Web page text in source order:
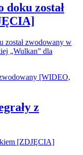
doku został
został zwodowany w
„Wulkan” dla
z